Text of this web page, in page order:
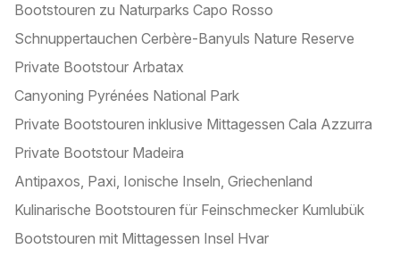
Bootstouren zu Naturparks Capo Rosso
Schnuppertauchen Cerbère-Banyuls Nature Reserve
Private Bootstour Arbatax
Canyoning Pyrénées National Park
Private Bootstouren inklusive Mittagessen Cala Azzurra
Private Bootstour Madeira
Antipaxos, Paxi, Ionische Inseln, Griechenland
Kulinarische Bootstouren für Feinschmecker Kumlubük
Bootstouren mit Mittagessen Insel Hvar